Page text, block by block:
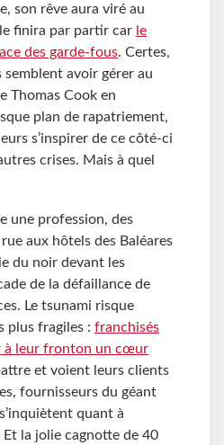
son rêve aura viré au
finira par partir car le
des garde-fous. Certes,
semblent avoir gérer au
Thomas Cook en
plan de rapatriement,
s’inspirer de ce côté-ci
crises. Mais à quel
une profession, des
aux hôtels des Baléares
du noir devant les
de la défaillance de
Le tsunami risque
plus fragiles : franchisés
à leur fronton un cœur
et voient leurs clients
fournisseurs du géant
quant à
Et la jolie cagnotte de 40